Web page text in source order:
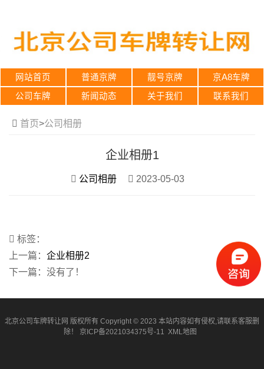
网站首页 普通京牌 靓号京牌
京A8车牌
公司车牌
新闻动态 关于我们 联系我们
首页>公司相册
企业相册1
公司相册 2023-05-03
标签：
上一篇： 企业相册2
下一篇：没有了！
北京公司车牌转让网 版权所有 Copyright © 2023 本站内容如有侵权,请联系客服删
除！ 京ICP备2021034375号-11 XML地图